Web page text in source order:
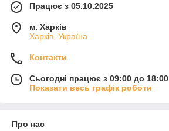
Працює з 05.10.2025
м. Харків
Харків, Україна
Контакти
Сьогодні працює з 09:00 до 18:00
Показати весь графік роботи
Про нас